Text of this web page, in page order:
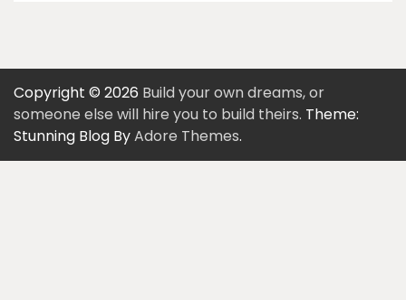
Copyright © 2026 Build your own dreams, or
someone else will hire you to build theirs. Theme:
Stunning Blog ByAdore Themes.